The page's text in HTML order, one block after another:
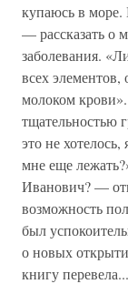
купаюсь в море.
— рассказать о
заболевания.
всех
молоком
тщательностью
это не
мне еще
Иванович? —
возможность
был
о новых
книгу